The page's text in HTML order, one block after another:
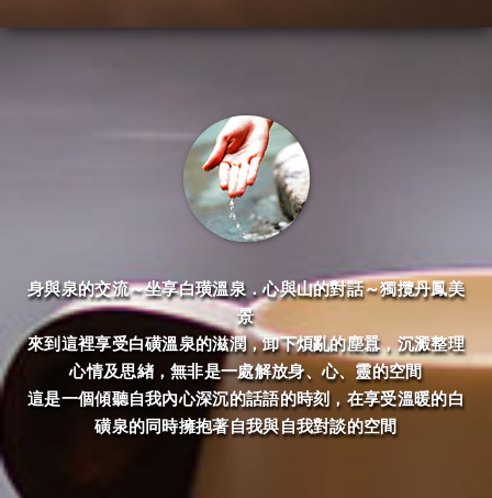
身與泉的交流～坐享白璜溫泉．心與山的對話～獨攬丹鳳美
景
來到這裡享受白磺溫泉的滋潤，卸下煩亂的塵囂，沉澱整理
心情及思緖，無非是一處解放身、心、靈的空間
這是一個傾聽自我內心深沉的話語的時刻，在享受溫暖的白
磺泉的同時擁抱著自我與自我對談的空間